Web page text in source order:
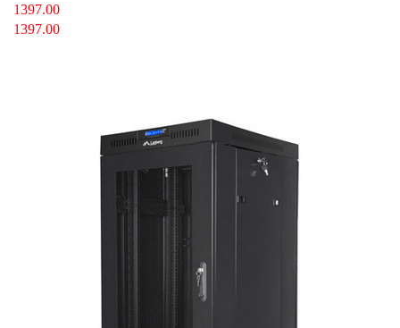
1397.00
1397.00